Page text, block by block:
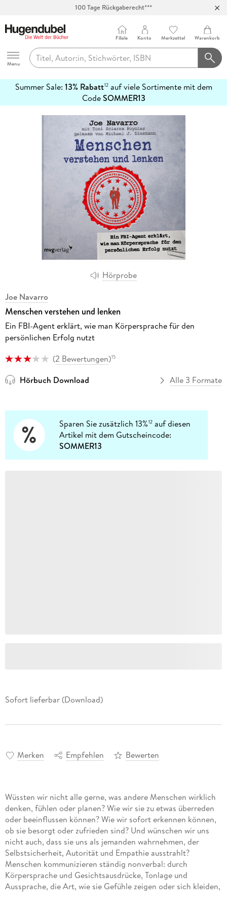
100 Tage Rückgaberecht***
Hugendubel
Menu
Filiale Konto Merkzettel Warenkorb
Summer Sale: 13% Rabatt12auf viele Sortimente mit dem
CodeSOMMER13
erfahren
Hörprobe
Joe Navarro
Menschen verstehen und lenken
Ein FBI-Agent erklärt, wie man Körpersprache für den
persönlichen Erfolg nutzt
(2 Bewertungen)15
Hörbuch Download Alle 3 Formate
Sparen Sie zusätzlich 13%12 auf diesen
Artikel mit dem Gutscheincode:
SOMMER13
Sofort lieferbar (Download)
Merken Empfehlen Bewerten
Wüssten wir nicht alle gerne, was andere Menschen wirklich
denken, fühlen oder planen? Wie wir sie zu etwas überreden
oder beeinflussen können? Wie wir sofort erkennen können,
ob sie besorgt oder zufrieden sind? Und wünschen wir uns
nicht auch, dass sie uns als jemanden wahrnehmen, der
Selbstsicherheit, Autorität und Empathie ausstrahlt?
Menschen kommunizieren ständig nonverbal: durch
Körpersprache und Gesichtsausdrücke, Tonlage und
Aussprache, die Art, wie sie Gefühle zeigen oder sich kleiden,